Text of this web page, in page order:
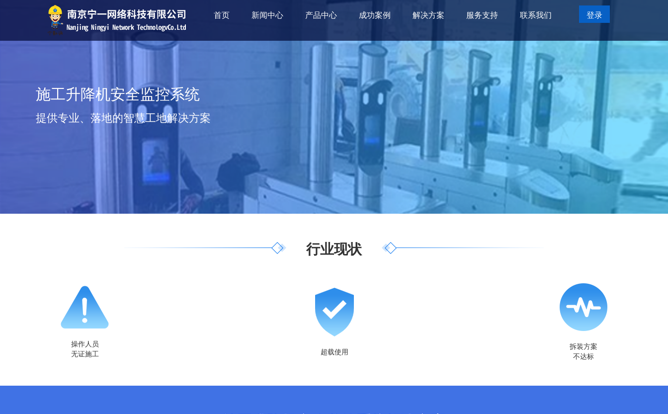
首页 新闻中心 产品中心 成功案例 解决方案 服务支持 联系我们 登录
施工升降机安全监控系统
提供专业、落地的智慧工地解决方案
行业现状
操作人员
无证施工
超载使用
拆装方案
不达标